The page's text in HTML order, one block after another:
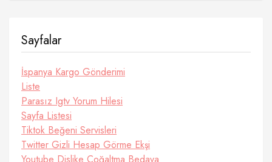
Sayfalar
İspanya Kargo Gönderimi
Liste
Parasız Igtv Yorum Hilesi
Sayfa Listesi
Tiktok Beğeni Servisleri
Twitter Gizli Hesap Görme Ekşi